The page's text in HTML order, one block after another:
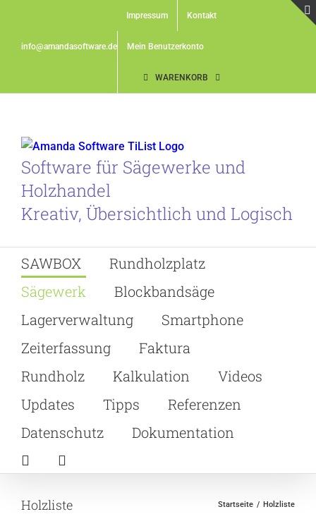
contentinfo@amandasoftware.de
Impressum Kontakt
Mein Benutzerkonto
WARENKORB
Software für Sägewerke und
Holzhandel
Kreativ, Übersichtlich und Logisch
SAWBOX
Rundholzplatz
Sägewerk
Blockbandsäge
Lagerverwaltung
Smartphone
Zeiterfassung
Faktura
Rundholz
Kalkulation
Videos
Updates
Tipps
Referenzen
Datenschutz
Dokumentation
Holzliste Startseite Holzliste